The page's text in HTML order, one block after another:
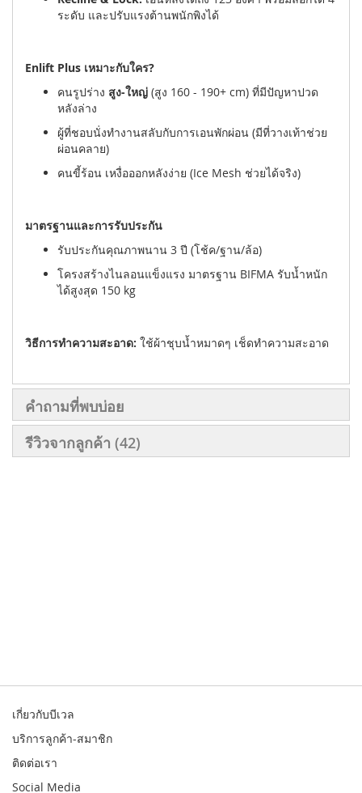
ระดับ และปรับแรงต้านพนักพิงได้
Enlift Plus เหมาะกับใคร?
คนรูปร่าง สูง-ใหญ่ (สูง 160 - 190+ cm) ที่มีปัญหาปวด
หลังล่าง
ผู้ที่ชอบนั่งทำงานสลับกับการเอนพักผ่อน (มีที่วางเท้าช่วย
ผ่อนคลาย)
คนขี้ร้อน เหงื่อออกหลังง่าย (Ice Mesh ช่วยได้จริง)
มาตรฐานและการรับประกัน
รับประกันคุณภาพนาน 3 ปี (โช้ค/ฐาน/ล้อ)
โครงสร้างไนลอนแข็งแรง มาตรฐาน BIFMA รับน้ำหนัก
ได้สูงสุด 150 kg
วิธีการทำความสะอาด: ใช้ผ้าชุบน้ำหมาดๆ เช็ดทำความสะอาด
คำถามที่พบบ่อย
รีวิวจากลูกค้า 42
เกี่ยวกับบีเวล
บริการลูกค้า-สมาชิก
ติดต่อเรา
Social Media